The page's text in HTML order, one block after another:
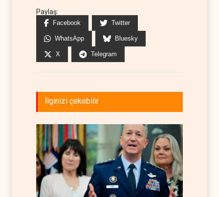
Paylaş:
Facebook Twitter
WhatsApp Bluesky
X Telegram
İlginizi çekebilir